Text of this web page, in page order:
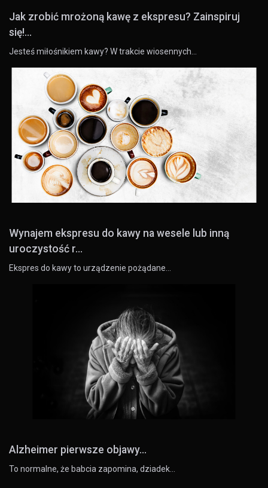
Jak zrobić mrożoną kawę z ekspresu? Zainspiruj
się!...
Jesteś miłośnikiem kawy? W trakcie wiosennych…
Wynajem ekspresu do kawy na wesele lub inną
uroczystość r...
Ekspres do kawy to urządzenie pożądane…
Alzheimer pierwsze objawy...
To normalne, że babcia zapomina, dziadek…